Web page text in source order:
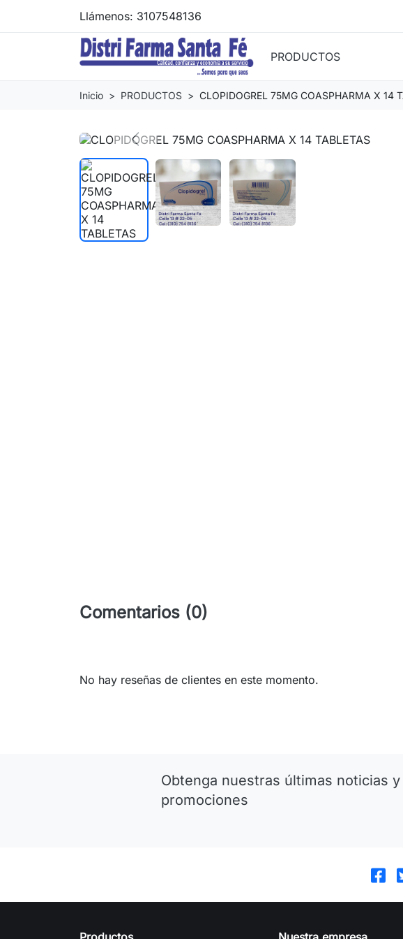
Llámenos: 3107548136
PRODUCTOS
Inicio PRODUCTOS CLOPIDOGREL 75MG COASPHARMA X 14
Previous
Comentarios (0)
No hay reseñas de clientes en este momento.
Obtenga nuestras últimas noticias y
promociones